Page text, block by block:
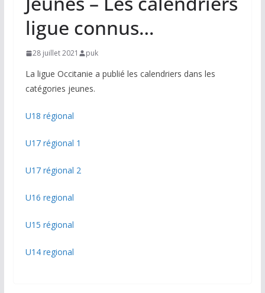
ligue connus…
28 juillet 2021 puk
La ligue Occitanie a publié les calendriers dans les
catégories jeunes.
U18 régional
U17 régional 1
U17 régional 2
U16 regional
U15 régional
U14 regional